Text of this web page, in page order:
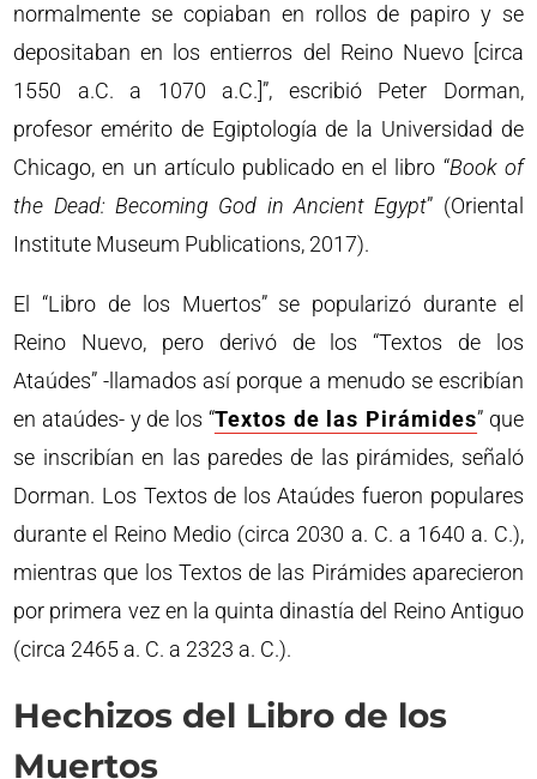
normalmente se copiaban en rollos de papiro y se
depositaban en los entierros del Reino Nuevo [circa
1550 a.C. a 1070 a.C.]”, escribió Peter Dorman,
profesor emérito de Egiptología de la Universidad de
Chicago, en un artículo publicado en el libro “Book of
the Dead: Becoming God in Ancient Egypt” (Oriental
Institute Museum Publications, 2017).
El “Libro de los Muertos” se popularizó durante el
Reino Nuevo, pero derivó de los “Textos de los
Ataúdes” -llamados así porque a menudo se escribían
en ataúdes- y de los “Textos de las Pirámides” que
se inscribían en las paredes de las pirámides, señaló
Dorman. Los Textos de los Ataúdes fueron populares
durante el Reino Medio (circa 2030 a. C. a 1640 a. C.),
mientras que los Textos de las Pirámides aparecieron
por primera vez en la quinta dinastía del Reino Antiguo
(circa 2465 a. C. a 2323 a. C.).
Hechizos del Libro de los
Muertos